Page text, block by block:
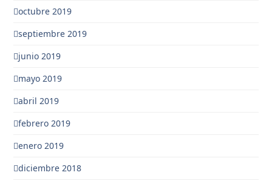
octubre 2019
septiembre 2019
junio 2019
mayo 2019
abril 2019
febrero 2019
enero 2019
diciembre 2018